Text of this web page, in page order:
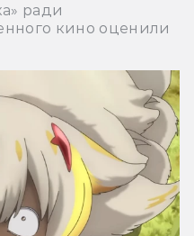
ради
кино оценили